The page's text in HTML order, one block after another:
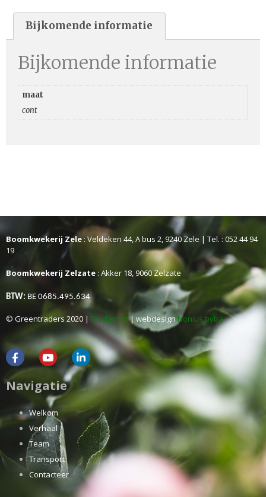
Bijkomende informatie
Bijkomende informatie
maat
cont
Boomkwekerij Zele: Veldeken 44, A bus 2, 9240 Zele | Tel. : 052 44 94
19
Boomkwekerij Zelzate : Akker 18, 9060 Zelzate
BTW: BE 0685.495.634
© Greentraders 2020 | Disclaimer| webdesignNonius bvba
Navigatie
Welkom
Verhaal
Team
Transport
Contacteer